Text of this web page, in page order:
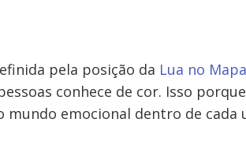
pela posição da Lua no
conhece de cor. Isso
emocional dentro de cada